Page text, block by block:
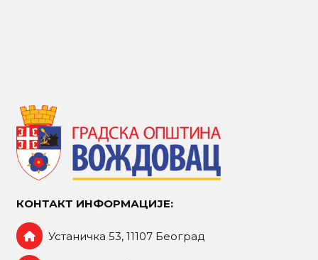
КОНТАКТ ИНФОРМАЦИЈЕ:
Устаничка 53, 11107 Београд